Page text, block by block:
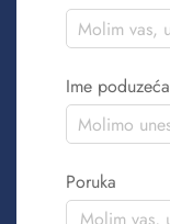
Ime poduzeća
Poruka